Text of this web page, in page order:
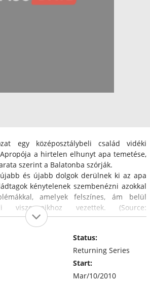
egy középosztálybeli család vidéki
a hirtelen elhunyt apa temetése,
szerint a Balatonba szórják.
és újabb dolgok derülnek ki az apa
kénytelenek szembenézni azokkal
amelyek felszínes, ám belül
viszonyaikhoz vezettek. (Source:
atokfilm)
Status:
Returning Series
Start:
Mar/10/2010